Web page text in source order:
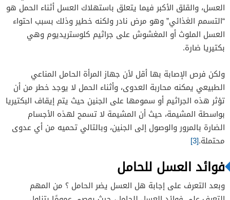
العسل، والقلق الأكبر فيما يتعلق باستهلاك العسل أثناء الحمل هو
“التسمم الغذائي” وهو مرض نادر ولكنه خطير وذلك بسبب احتواء
العسل الملوث أو المغشوش على جراثيم كلوستريديوم وهي
بكتيريا ضارة.
ولكن فرص الإصابة بها أقل لأن جهاز المرأة الحامل المناعي
الطبيعي يمكنه محاربة العدوى، وأثناء الحمل لا يوجد خطر من أن
تؤثر هذه الجراثيم أو سمومها على الجنين حيث يتم إيقاف البكتيريا
بواسطة المشيمة، حيث أن المشيمة لا تسمح لهذه الأجسام
الضارة بالمرور والوصول إلى الجنين، وبالتالي تحميه من أي عدوى
محتملة.[3]
فوائد العسل للحامل
وبعد التعرف على إجابة هل العسل يضر الحامل ؟ من المهم